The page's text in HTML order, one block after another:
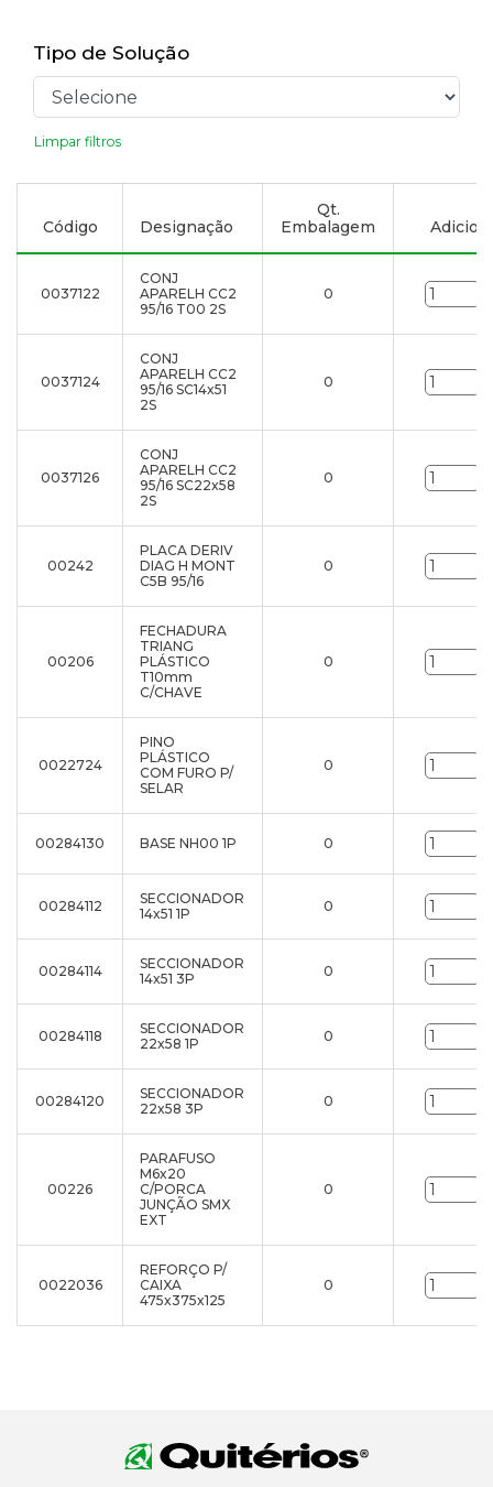
Tipo de Solução
Limpar filtros
Código Designação
Qt.
Embalagem
0037122
CONJ
APARELH CC2
95/16 T00 2S
0
0037124
CONJ
APARELH CC2
95/16 SC14x51
2S
0
0037126
CONJ
APARELH CC2
95/16 SC22x58
2S
0
00242
PLACA DERIV
DIAG H MONT
C5B 95/16
0
00206
FECHADURA
TRIANG
PLÁSTICO
T10mm
C/CHAVE
0
0022724
PINO
PLÁSTICO
COM FURO P/
SELAR
0
00284130 BASE NH00 1P 0
00284112
SECCIONADOR
14x51 1P
0
00284114
SECCIONADOR
14x51 3P
0
00284118
SECCIONADOR
22x58 1P
0
00284120
SECCIONADOR
22x58 3P
0
00226
PARAFUSO
M6x20
C/PORCA
JUNÇÃO SMX
EXT
0
0022036
REFORÇO P/
CAIXA
475x375x125
0